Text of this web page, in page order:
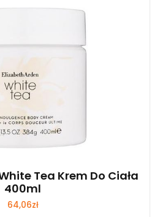
Tea Krem Do Ciała
400ml
64,06zł